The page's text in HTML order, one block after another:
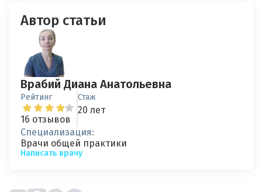
Автор статьи
Врабий Диана Анатольевна
Рейтинг
16 отзывов
Стаж
20 лет
Специализация:
Врачи общей практики
Написать врачу